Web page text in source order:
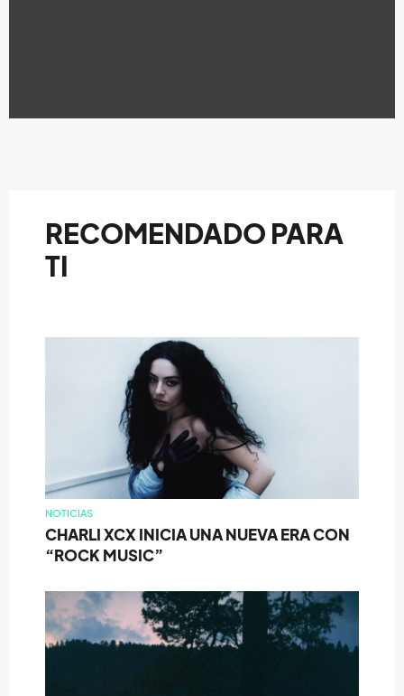
RECOMENDADO PARA
TI
NOTICIAS
CHARLI XCX INICIA UNA NUEVA ERA CON
“ROCK MUSIC”